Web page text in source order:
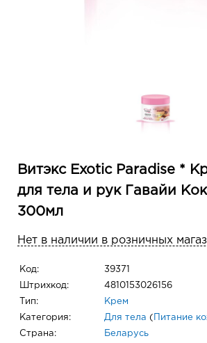
Витэкс Exotic Paradise *
для тела и рук Гавайи
300мл
Нет в наличии в розничных
Код: 39371
Штрихкод: 4810153026156
Тип: Крем
Категория: Для тела ( Питание
Страна: Беларусь